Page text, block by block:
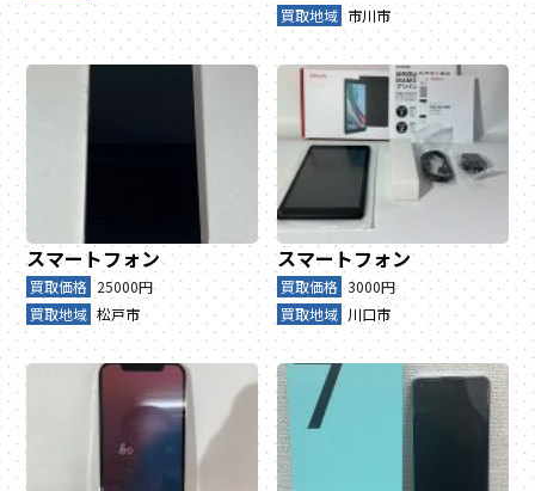
買取地域 市川市
スマートフォン
買取価格 25000円
買取地域 松戸市
スマートフォン
買取価格 3000円
買取地域 川口市